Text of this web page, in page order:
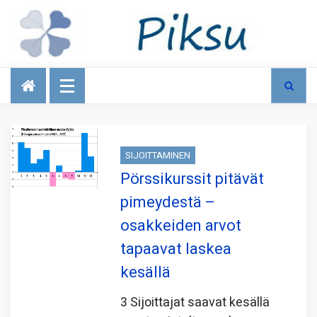
Talous
SIJOITTAMINEN
Pörssikurssit pitävät
pimeydestä –
osakkeiden arvot
tapaavat laskea
kesällä
3 Sijoittajat saavat kesällä